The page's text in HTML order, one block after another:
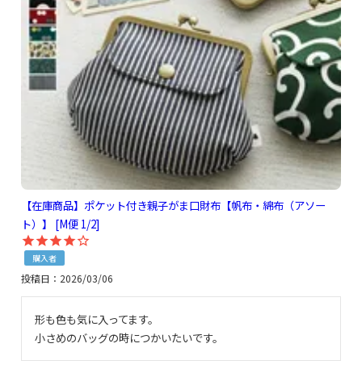
【在庫商品】ポケット付き親子がま口財布【帆布・綿布（アソー
ト）】 [M便 1/2]
購入者
投稿日 2026/03/06
形も色も気に入ってます。
小さめのバッグの時につかいたいです。